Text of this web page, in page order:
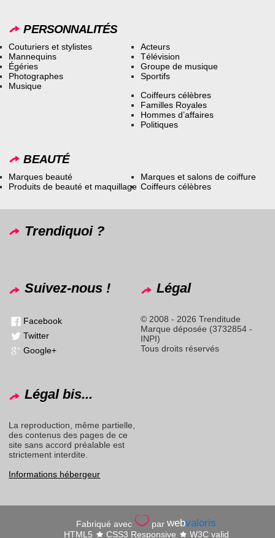
PERSONNALITÉS
Couturiers et stylistes
Mannequins
Égéries
Photographes
Musique
Acteurs
Télévision
Groupe de musique
Sportifs
Coiffeurs célèbres
Familles Royales
Hommes d’affaires
Politiques
BEAUTÉ
Marques beauté
Produits de beauté et maquillage
Marques et salons de coiffure
Coiffeurs célèbres
Trendiquoi ?
Suivez-nous !
Facebook
Twitter
Google+
Légal
© 2008 - 2026 Trenditude
Marque déposée (3732854 -
INPI)
Tous droits réservés
Légal bis...
La reproduction, même partielle,
des contenus des pages de ce
site sans accord préalable est
strictement interdite.
Informations hébergeur
Fabriqué avec parwebvaloris
HTML5 CSS3 Responsive W3C valid